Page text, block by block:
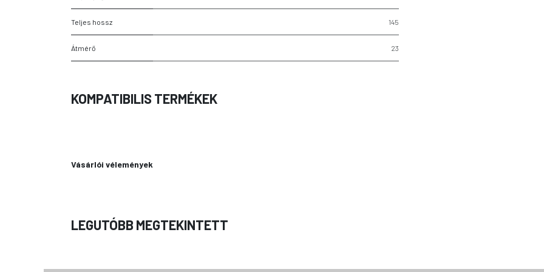
Teljes hossz 145
Átmérő 23
KOMPATIBILIS TERMÉKEK
Vásárlói vélemények
LEGUTÓBB MEGTEKINTETT